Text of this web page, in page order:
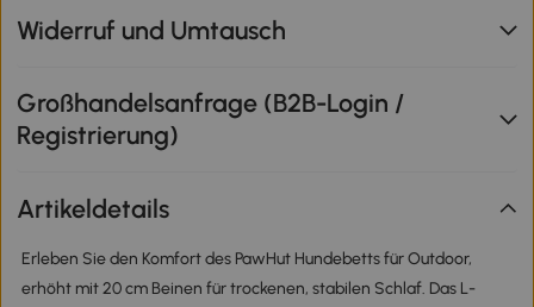
Widerruf und Umtausch
Großhandelsanfrage (B2B-Login /
Registrierung)
Artikeldetails
Erleben Sie den Komfort des PawHut Hundebetts für Outdoor,
erhöht mit 20 cm Beinen für trockenen, stabilen Schlaf. Das L-